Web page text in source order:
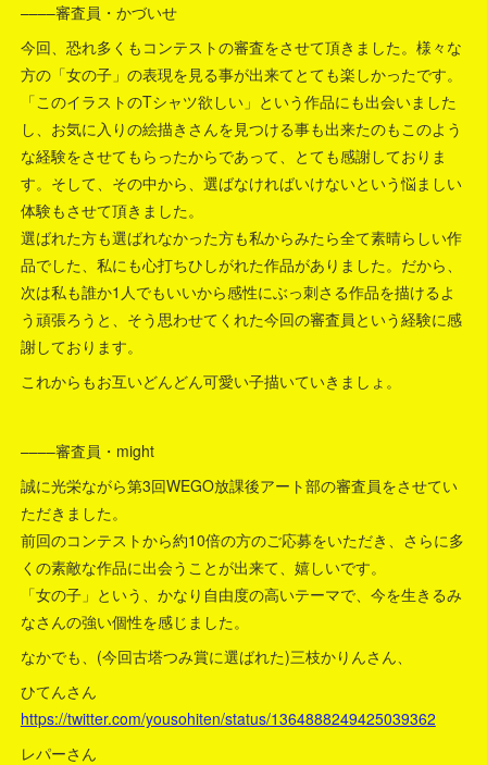
––––審査員・かづいせ
今回、恐れ多くもコンテストの審査をさせて頂きました。様々な
方の「女の子」の表現を見る事が出来てとても楽しかったです。
「このイラストのTシャツ欲しい」という作品にも出会いました
し、お気に入りの絵描きさんを見つける事も出来たのもこのよう
な経験をさせてもらったからであって、とても感謝しておりま
す。そして、その中から、選ばなければいけないという悩ましい
体験もさせて頂きました。
選ばれた方も選ばれなかった方も私からみたら全て素晴らしい作
品でした、私にも心打ちひしがれた作品がありました。だから、
次は私も誰か1人でもいいから感性にぶっ刺さる作品を描けるよ
う頑張ろうと、そう思わせてくれた今回の審査員という経験に感
謝しております。
これからもお互いどんどん可愛い子描いていきましょ。
––––審査員・might
誠に光栄ながら第3回WEGO放課後アート部の審査員をさせてい
ただきました。
前回のコンテストから約10倍の方のご応募をいただき、さらに多
くの素敵な作品に出会うことが出来て、嬉しいです。
「女の子」という、かなり自由度の高いテーマで、今を生きるみ
なさんの強い個性を感じました。
なかでも、(今回古塔つみ賞に選ばれた)三枝かりんさん、
ひてんさん
https://twitter.com/yousohiten/status/1364888249425039362
レパーさん